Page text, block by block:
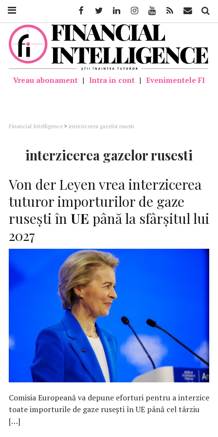
Vreau abonament | Intra in cont | Evenimentele FI
Financial Intelligence > interzicerea gazelor rusesti
interzicerea gazelor rusesti
Von der Leyen vrea interzicerea
tuturor importurilor de gaze
rusești în UE până la sfârșitul lui
2027
Comisia Europeană va depune eforturi pentru a interzice
toate importurile de gaze rusești în UE până cel târziu
[…]
FacebookTwitter LinkedinInstagramYoutube Feed Mail